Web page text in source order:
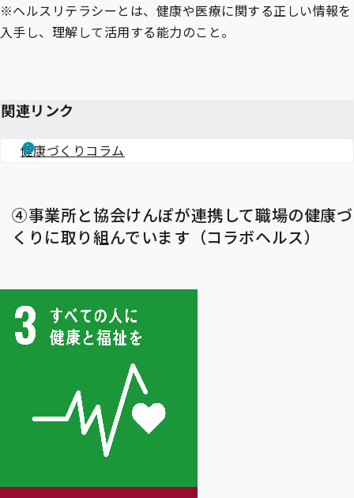
※ヘルスリテラシーとは、健康や医療に関する正しい情報を
入手し、理解して活用する能力のこと。
関連リンク
健康づくりコラム
④事業所と協会けんぽが連携して職場の健康づ
くりに取り組んでいます（コラボヘルス）